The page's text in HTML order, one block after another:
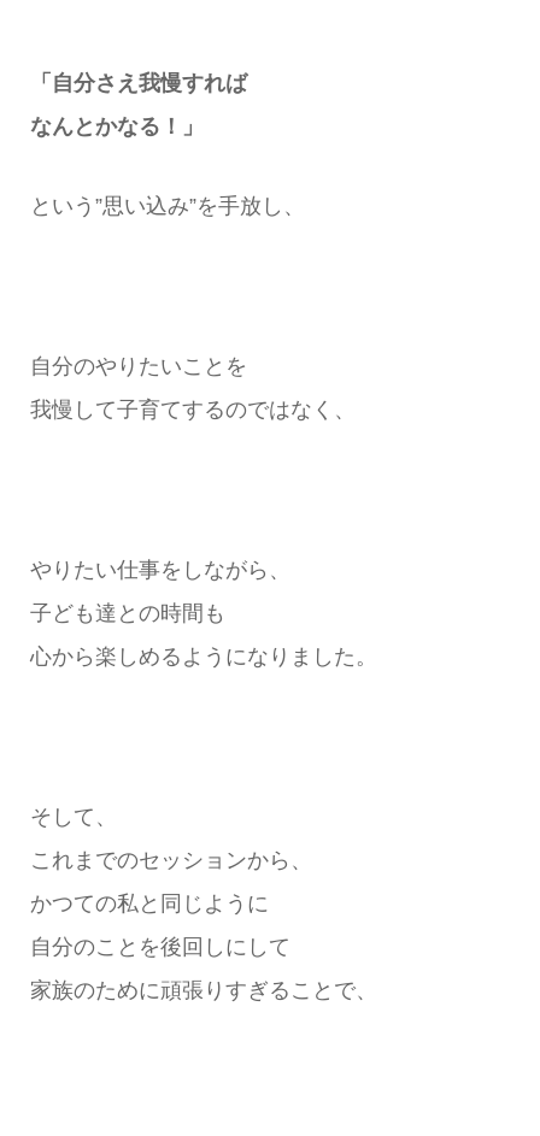
「自分さえ我慢すれば
なんとかなる！」
という”思い込み”を手放し、
自分のやりたいことを
我慢して子育てするのではなく、
やりたい仕事をしながら、
子ども達との時間も
心から楽しめるようになりました。
そして、
これまでのセッションから、
かつての私と同じように
自分のことを後回しにして
家族のために頑張りすぎることで、